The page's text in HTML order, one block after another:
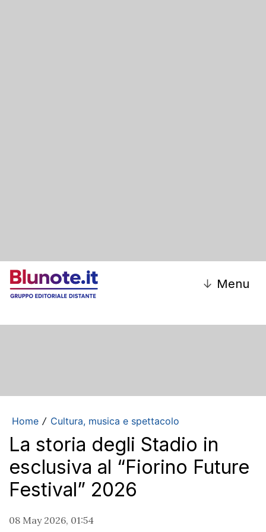
↓ Menu
Home / Cultura, musica e spettacolo
La storia degli Stadio in
esclusiva al “Fiorino Future
Festival” 2026
08 May 2026, 01:54